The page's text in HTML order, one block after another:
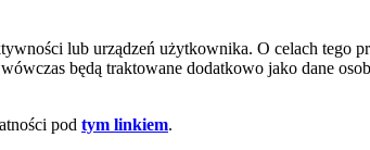
lub urządzeń użytkownika. O celach tego
będą traktowane dodatkowo jako dane
pod tym linkiem.